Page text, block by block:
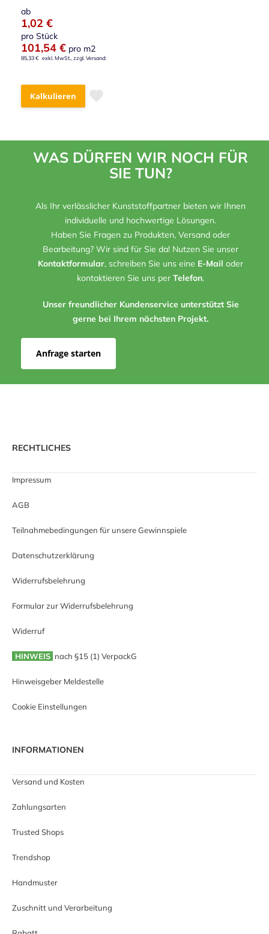
ab
1,02 €
pro Stück
101,54 € pro m2
85,33 €
Kalkulieren
WAS DÜRFEN WIR NOCH FÜR
SIE TUN?
Als Ihr verlässlicher Kunststoffpartner bieten wir Ihnen
individuelle und hochwertige Lösungen.
Haben Sie Fragen zu Produkten, Versand oder
Bearbeitung? Wir sind für Sie da! Nutzen Sie unser
Kontaktformular, schreiben Sie uns eine E-Mail oder
kontaktieren Sie uns per Telefon.
Unser freundlicher Kundenservice unterstützt Sie
gerne bei Ihrem nächsten Projekt.
Anfrage starten
RECHTLICHES
Impressum
AGB
Teilnahmebedingungen für unsere Gewinnspiele
Datenschutzerklärung
Widerrufsbelehrung
Formular zur Widerrufsbelehrung
Widerruf
HINWEIS nach §15 (1) VerpackG
Hinweisgeber Meldestelle
Cookie Einstellungen
INFORMATIONEN
Versand und Kosten
Zahlungsarten
Trusted Shops
Trendshop
Handmuster
Zuschnitt und Verarbeitung